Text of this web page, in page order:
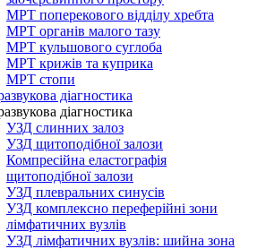
МРТ поперекового відділу хребта
МРТ органів малого тазу
МРТ кульшового суглоба
МРТ крижів та куприка
МРТ стопи
діагностика
діагностика
УЗД слинних залоз
УЗД щитоподібної залози
Компресійна еластографія
щитоподібної залози
УЗД плевральних синусів
УЗД комплексно переферійні зони
лімфатичних вузлів
УЗД лімфатичних вузлів: шийна зона